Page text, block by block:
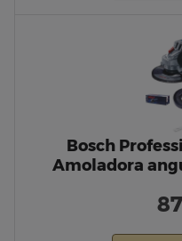
Bosch
Amoladora